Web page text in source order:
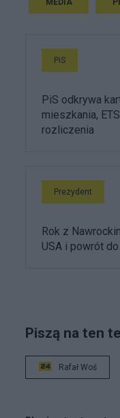
MEDIA
PiS
PiS odkrywa
mieszkania,
rozliczenia
Prezydent
Rok z
USA i powrót
Piszą na ten
Rafał Woś